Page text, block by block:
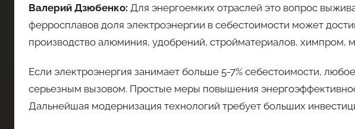
Валерий Дзюбенко: Для энергоемких отраслей это вопрос
ферросплавов доля электроэнергии в себестоимости может
производство алюминия, удобрений, стройматериалов, химпром,
Если электроэнергия занимает больше 5-7% себестоимости,
серьезным вызовом. Простые меры повышения
Дальнейшая модернизация технологий требует больших